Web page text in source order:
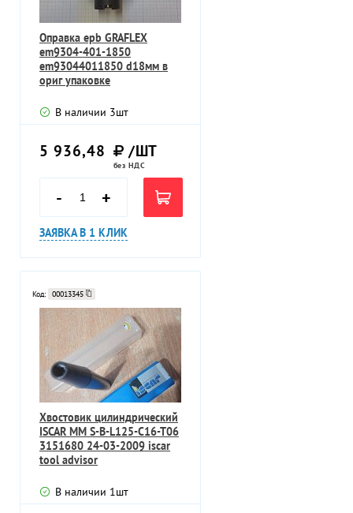
Оправка epb GRAFLEX
em9304-401-1850
em93044011850 d18мм в
ориг упаковке
В наличии 3шт
5 936,48 /ШТ
без НДС
- +
ЗАЯВКА В 1 КЛИК
Код: 00013345
Хвостовик цилиндрический
ISCAR MM S-B-L125-C16-T06
3151680 24-03-2009 iscar
tool advisor
В наличии 1шт